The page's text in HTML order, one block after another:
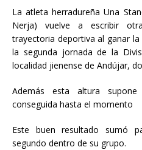
La atleta herradureña Una
Nerja) vuelve a escribir
trayectoria deportiva al ganar
la segunda jornada de la
localidad jienense de Andújar,
Además esta altura
conseguida hasta el momento
Este buen resultado sumó
segundo dentro de su grupo.